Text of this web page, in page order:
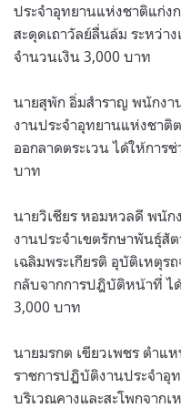
ประจำอุทยานแห่งชาติแก่งก
สะดุดเถาวัลย์ลื่นล้ม ระหว่า
จำนวนเงิน 3,000 บาท
นายสุพัก อิ่มสำราญ พนักง
งานประจำอุทยานแห่งชาติ
ออกลาดตระเวน ได้ให้การ
บาท
นายวิเชียร หอมหวลดี พนัก
งานประจำเขตรักษาพันธุ์สั
เฉลิมพระเกียรติ อุบัติเหตุ
กลับจากการปฎิบัติหน้าที่ ไ
3,000 บาท
นายมรกต เขียวเพชร ตำ
ราชการปฏิบัติงานประจำอุ
บริเวณคางและสะโพกจากเ